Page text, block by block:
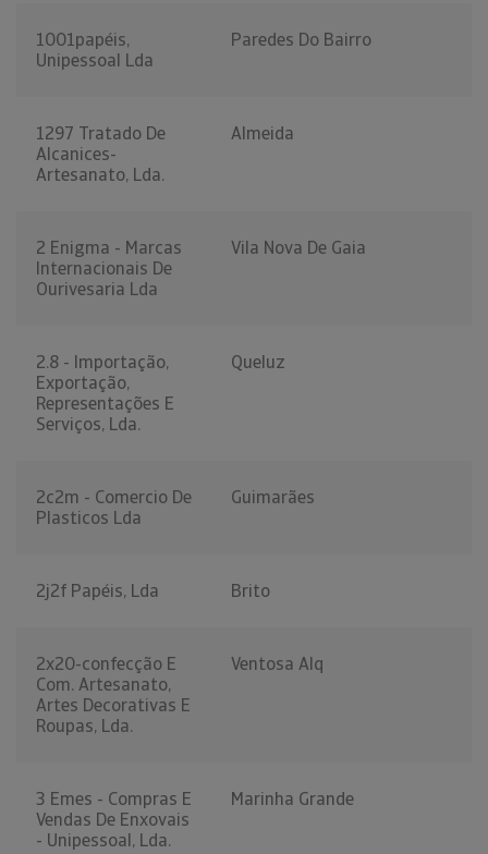
1001papéis,
Unipessoal Lda
Paredes Do Bairro
1297 Tratado De
Alcanices-
Artesanato, Lda.
Almeida
2 Enigma - Marcas
Internacionais De
Ourivesaria Lda
Vila Nova De Gaia
2.8 - Importação,
Exportação,
Representações E
Serviços, Lda.
Queluz
2c2m - Comercio De
Plasticos Lda
Guimarães
2j2f Papéis, Lda Brito
2x20-confecção E
Com. Artesanato,
Artes Decorativas E
Roupas, Lda.
Ventosa Alq
3 Emes - Compras E
Vendas De Enxovais
- Unipessoal, Lda.
Marinha Grande